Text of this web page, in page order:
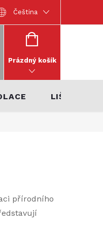
interiérů 2022
Čeština
NÁKUPNÍ
Prázdný košík
LIŠTY
přírodního